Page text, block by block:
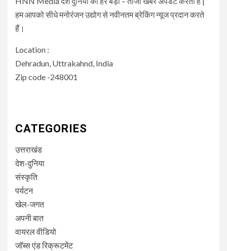
हम आपको सीधे मनोरंजन उद्योग से नवीनतम ब्रेकिंग न्यूज प्रदान करते
हैं।
Location :
Dehradun, Uttrakahnd, India
Zip code -248001
CATEGORIES
उत्तराखंड
देश-दुनिया
संस्कृति
पर्यटन
खेल-जगत
अपनी बात
वायरल वीडियो
जॉब्स एंड रिक्रूटमेंट